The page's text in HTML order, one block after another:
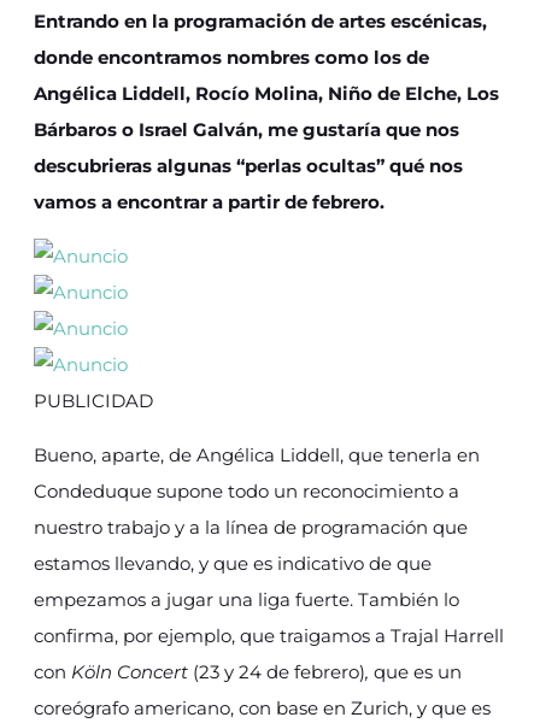
Entrando en la programación de artes escénicas,
donde encontramos nombres como los de
Angélica Liddell, Rocío Molina, Niño de Elche, Los
Bárbaros o Israel Galván, me gustaría que nos
descubrieras algunas “perlas ocultas” qué nos
vamos a encontrar a partir de febrero.
PUBLICIDAD
Bueno, aparte, de Angélica Liddell, que tenerla en
Condeduque supone todo un reconocimiento a
nuestro trabajo y a la línea de programación que
estamos llevando, y que es indicativo de que
empezamos a jugar una liga fuerte. También lo
confirma, por ejemplo, que traigamos a Trajal Harrell
con Köln Concert (23 y 24 de febrero), que es un
coreógrafo americano, con base en Zurich, y que es